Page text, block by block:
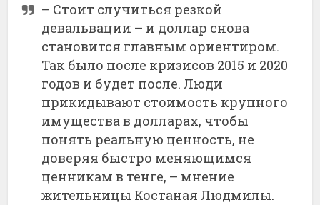
– Стоит случиться резкой
девальвации – и доллар снова
становится главным ориентиром.
Так было после кризисов 2015 и 2020
годов и будет после. Люди
прикидывают стоимость крупного
имущества в долларах, чтобы
понять реальную ценность, не
доверяя быстро меняющимся
ценникам в тенге, – мнение
жительницы Костаная Людмилы.